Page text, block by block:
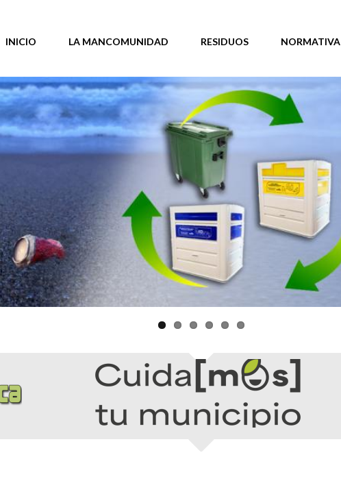
INICIO LA MANCOMUNIDAD RESIDUOS NORMATIVA